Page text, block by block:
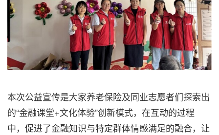
本次公益宣传是大家养老保险及同业志愿者们探索出
的“金融课堂+文化体验”创新模式，在互动的过程
中，促进了金融知识与特定群体情感满足的融合，让